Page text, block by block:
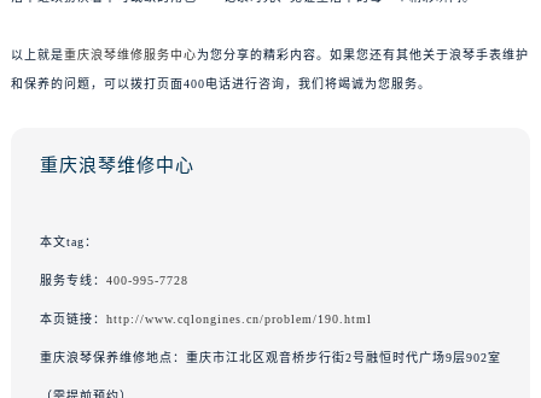
以上就是重庆浪琴维修服务中心为您分享的精彩内容。如果您还有其他关于浪琴手表维护
和保养的问题，可以拨打页面400电话进行咨询，我们将竭诚为您服务。
重庆浪琴维修中心
本文tag：
服务专线： 400-995-7728
本页链接： http://www.cqlongines.cn/problem/190.html
重庆浪琴保养维修地点：重庆市江北区观音桥步行街2号融恒时代广场9层902室